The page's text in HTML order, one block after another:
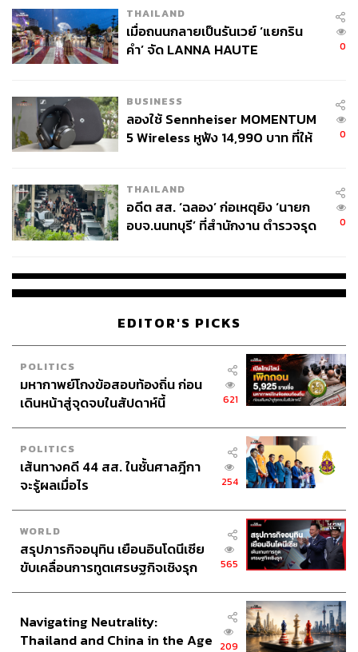
26 ตุลาคม – 31 ธันวาคม 2565 ณ พิพิธภัณฑ์ศิลปะไทยร่วม
สมัย (MOCA BANGKOK) ราคาบัตรเข้างาน 250 บาท
THE-ART-OF-BANKSY-WITHOUT-LIMITS
พิพิธภัณฑ์ศิลปะไทยร่วมสมัย (MOCA BANGKOK)
TAGS: Banksy นิทรรศการศิลปะ นิทรรศการศิลป์
177
ABOUT THE AUTHOR
วริทธิ์ ลิ้มเจริญ
คนเชียงใหม่ เรียนจบปริญญาตรี คณะ
สถาปัตยกรรมศาสตร์ มหาวิทยาลัยเชียงใหม่
THAILAND
เมื่อถนนกลายเป็นรันเวย์ ‘แยกริน
คำ’ จัด LANNA HAUTE
0
BUSINESS
ลองใช้ Sennheiser MOMENTUM
5 Wireless หูฟัง 14,990 บาท ที่ให้
0
THAILAND
อดีต สส. ‘ฉลอง’ ก่อเหตุยิง ‘นายก
อบจ.นนทบุรี’ ที่สำนักงาน ตำรวจรุด
0
EDITOR'S PICKS
POLITICS
มหากาพย์โกงข้อสอบท้องถิ่น ก่อน
เดินหน้าสู่จุดจบในสัปดาห์นี้
621
POLITICS
เส้นทางคดี 44 สส. ในชั้นศาลฎีกา
จะรู้ผลเมื่อไร
254
WORLD
สรุปภารกิจอนุทิน เยือนอินโดนีเซีย
ขับเคลื่อนการทูตเศรษฐกิจเชิงรุก
565
Navigating Neutrality:
Thailand and China in the Age
209